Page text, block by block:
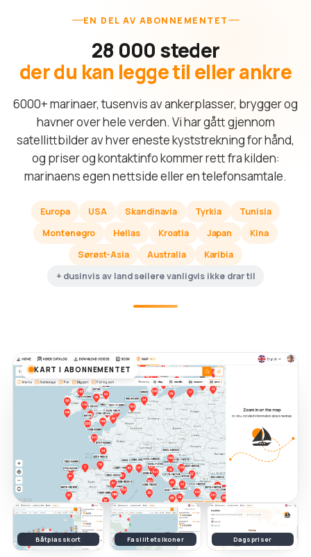
EN DEL AV ABONNEMENTET
28 000 steder
der du kan legge til eller ankre
6000+ marinaer, tusenvis av ankerplasser, brygger og
havner over hele verden. Vi har gått gjennom
satellittbilder av hver eneste kyststrekning for hånd,
og priser og kontaktinfo kommer rett fra kilden:
marinaens egen nettside eller en telefonsamtale.
Europa USA Skandinavia Tyrkia
Tunisia
Montenegro
Hellas Kroatia Japan
Kina
Sørøst-Asia
Australia
Karibia
+ dusinvis av land seilere vanligvis ikke drar til
KART I ABONNEMENTET
Båtplasskort Fasilitetsikoner Dagspriser